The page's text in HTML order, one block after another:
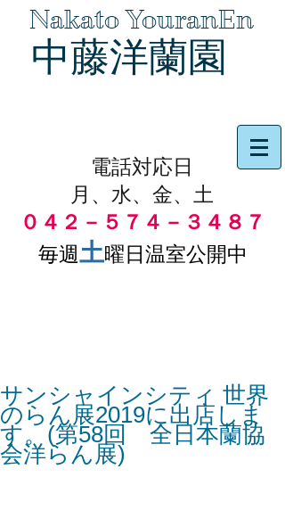
Nakato YouranEn
中藤洋蘭園
電話対応日
月、水、金、土
０４２－５７４－３４８７
毎週土曜日温室公開中
サンシャインシティ 世界
のらん展2019に出店しま
す。(第58回 全日本蘭協
会洋らん展)